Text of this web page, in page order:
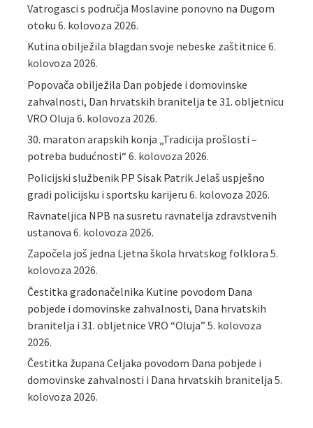
Vatrogasci s područja Moslavine ponovno na Dugom
otoku 6. kolovoza 2026.
Kutina obilježila blagdan svoje nebeske zaštitnice 6.
kolovoza 2026.
Popovača obilježila Dan pobjede i domovinske
zahvalnosti, Dan hrvatskih branitelja te 31. obljetnicu
VRO Oluja 6. kolovoza 2026.
30. maraton arapskih konja „Tradicija prošlosti –
potreba budućnosti“ 6. kolovoza 2026.
Policijski službenik PP Sisak Patrik Jelaš uspješno
gradi policijsku i sportsku karijeru 6. kolovoza 2026.
Ravnateljica NPB na susretu ravnatelja zdravstvenih
ustanova 6. kolovoza 2026.
Započela još jedna Ljetna škola hrvatskog folklora 5.
kolovoza 2026.
Čestitka gradonačelnika Kutine povodom Dana
pobjede i domovinske zahvalnosti, Dana hrvatskih
branitelja i 31. obljetnice VRO “Oluja” 5. kolovoza
2026.
Čestitka župana Celjaka povodom Dana pobjede i
domovinske zahvalnosti i Dana hrvatskih branitelja 5.
kolovoza 2026.